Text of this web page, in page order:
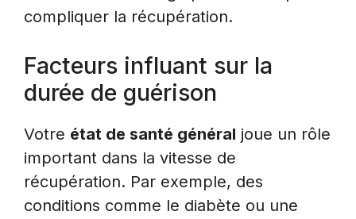
compliquer la récupération.
Facteurs influant sur la
durée de guérison
Votre état de santé général joue un rôle
important dans la vitesse de
récupération. Par exemple, des
conditions comme le diabète ou une